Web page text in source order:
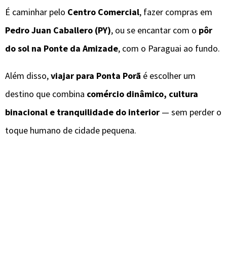
É caminhar pelo Centro Comercial, fazer compras em
Pedro Juan Caballero (PY), ou se encantar com o pôr
do sol na Ponte da Amizade, com o Paraguai ao fundo.
Além disso,viajar para Ponta Porã é escolher um
destino que combina comércio dinâmico, cultura
binacional e tranquilidade do interior — sem perder o
toque humano de cidade pequena.